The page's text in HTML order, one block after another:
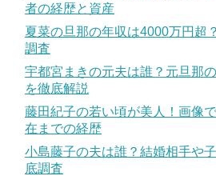
者の経歴と資産
夏菜の旦那の年収は4000万円超
調査
宇都宮まきの元夫は誰？元旦那
を徹底解説
藤田紀子の若い頃が美人！画像
在までの経歴
小島藤子の夫は誰？結婚相手や
底調査